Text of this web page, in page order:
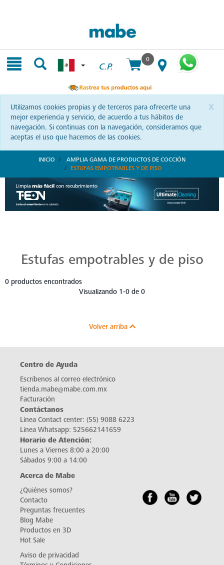
C.P.
0
x
Utilizamos cookies propias y de terceros para ofrecerte una
mejor experiencia y servicio, de acuerdo a tus hábitos de
navegación. Si continuas con la navegación, consideramos que
aceptas el uso que hacemos de las cookies.
INICIO
AMPLIA GAMA DE PRODUCTOS DE COCCIÓN
ESTUFAS EMPOTRABLES Y DE PISO
Estufas empotrables y de piso
0 productos encontrados
Visualizando 1-0 de 0
Volver arriba
Centro de Ayuda
Escríbenos al correo electrónico
tienda.mabe@mabe.com.mx
Facturación
Contáctanos
Línea Contact center: (55) 9088 6223
Línea Whatsapp: 525662141659
Horario de Atención:
Lunes a Viernes 8:00 a 20:00
Sábados 9:00 a 14:00
Acerca de Mabe
¿Quiénes somos?
Contacto
Preguntas frecuentes
Blog Mabe
Productos en 3D
Hot Sale
Aviso de privacidad